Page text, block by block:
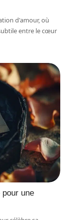
d'amour, où
entre le cœur
pour une